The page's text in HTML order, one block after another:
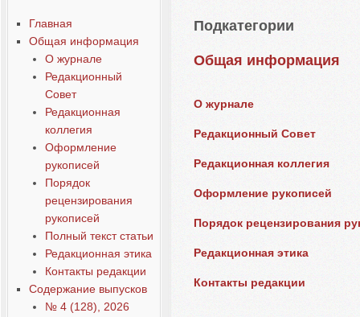
Главная
Общая информация
О журнале
Редакционный
Совет
Редакционная
коллегия
Оформление
рукописей
Порядок
рецензирования
рукописей
Полный текст статьи
Редакционная этика
Контакты редакции
Содержание выпусков
№ 4 (128), 2026
Подкатегории
Общая информация
О журнале
Редакционный Совет
Редакционная коллегия
Оформление рукописей
Порядок рецензирования
Редакционная этика
Контакты редакции